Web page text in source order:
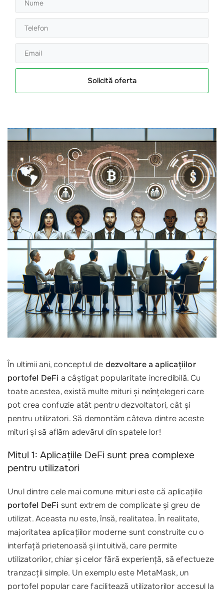
Solicită oferta
În ultimii ani, conceptul de dezvoltare a aplicațiilor
portofel DeFi a câștigat popularitate incredibilă. Cu
toate acestea, există multe mituri și neînțelegeri care
pot crea confuzie atât pentru dezvoltatori, cât și
pentru utilizatori. Să demontăm câteva dintre aceste
mituri și să aflăm adevărul din spatele lor!
Mitul 1: Aplicațiile DeFi sunt prea complexe
pentru utilizatori
Unul dintre cele mai comune mituri este că aplicațiile
portofel DeFi sunt extrem de complicate și greu de
utilizat. Aceasta nu este, însă, realitatea. În realitate,
majoritatea aplicațiilor moderne sunt construite cu o
interfață prietenoasă și intuitivă, care permite
utilizatorilor, chiar și celor fără experiență, să efectueze
tranzacții simple. Un exemplu este MetaMask, un
portofel popular care facilitează utilizatorilor accesul la